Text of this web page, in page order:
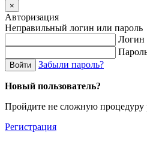
×
Авторизация
Неправильный логин или пароль
Логин
Войти Забыли пароль?
Новый пользователь?
Пройдите не сложную процедуру
Регистрация